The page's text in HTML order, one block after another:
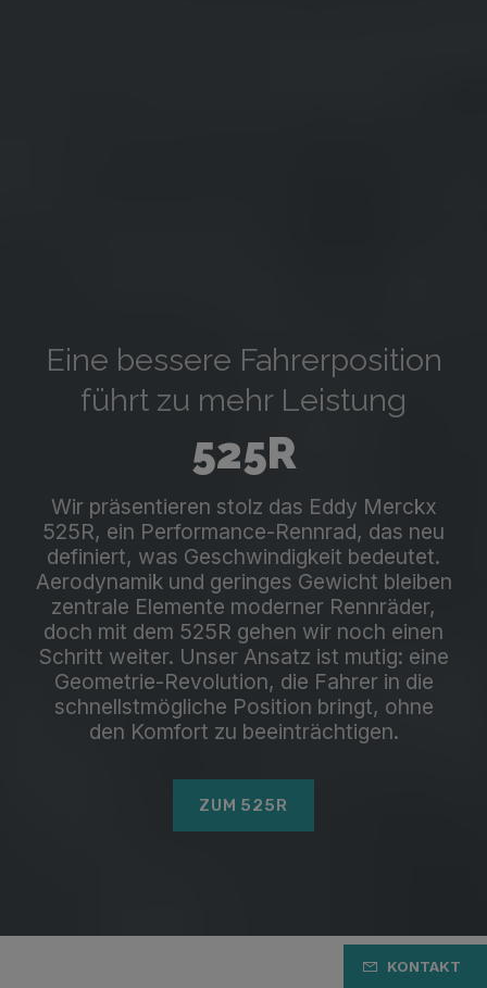
Eine bessere Fahrerposition
führt zu mehr Leistung
525R
Wir präsentieren stolz das Eddy Merckx
525R, ein Performance-Rennrad, das neu
definiert, was Geschwindigkeit bedeutet.
Aerodynamik und geringes Gewicht bleiben
zentrale Elemente moderner Rennräder,
doch mit dem 525R gehen wir noch einen
Schritt weiter. Unser Ansatz ist mutig: eine
Geometrie-Revolution, die Fahrer in die
schnellstmögliche Position bringt, ohne
den Komfort zu beeinträchtigen.
ZUM 525R
KONTAKT